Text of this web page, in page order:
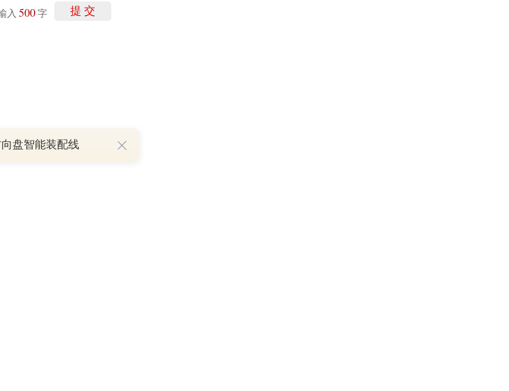
提 交
入 500 字
盘智能装配线